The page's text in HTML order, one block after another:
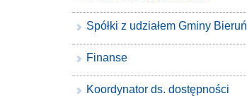
Spółki z udziałem Gminy Bieruń
Finanse
Koordynator ds. dostępności